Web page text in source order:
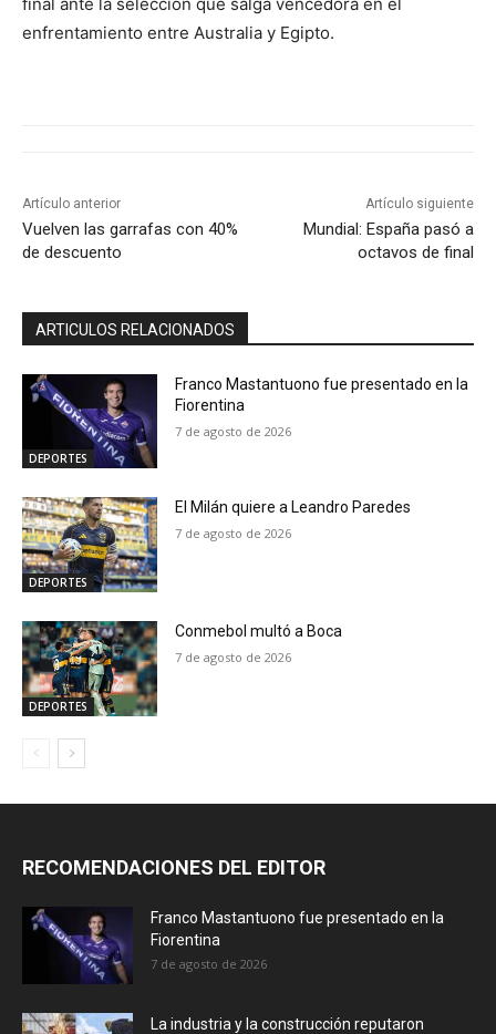
enfrentamiento entre Australia y Egipto.
Artículo anterior
Vuelven las garrafas con 40%
de descuento
Artículo siguiente
Mundial: España pasó a
octavos de final
ARTICULOS RELACIONADOS
DEPORTES
Franco Mastantuono fue presentado en la
Fiorentina
7 de agosto de 2026
DEPORTES
El Milán quiere a Leandro Paredes
7 de agosto de 2026
DEPORTES
Conmebol multó a Boca
7 de agosto de 2026
RECOMENDACIONES DEL EDITOR
Franco Mastantuono fue presentado en la
Fiorentina
7 de agosto de 2026
La industria y la construcción reputaron